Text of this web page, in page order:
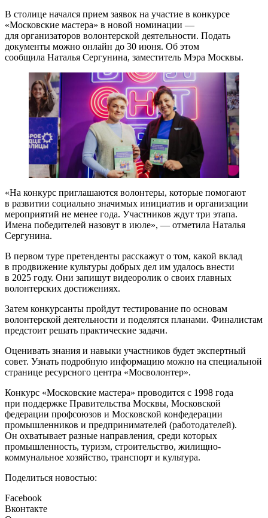
В столице начался прием заявок на участие в конкурсе
«Московские мастера» в новой номинации —
для организаторов волонтерской деятельности. Подать
документы можно онлайн до 30 июня. Об этом
сообщила Наталья Сергунина, заместитель Мэра Москвы.
«На конкурс приглашаются волонтеры, которые помогают
в развитии социально значимых инициатив и организации
мероприятий не менее года. Участников ждут три этапа.
Имена победителей назовут в июле», — отметила Наталья
Сергунина.
В первом туре претенденты расскажут о том, какой вклад
в продвижение культуры добрых дел им удалось внести
в 2025 году. Они запишут видеоролик о своих главных
волонтерских достижениях.
Затем конкурсанты пройдут тестирование по основам
волонтерской деятельности и поделятся планами. Финалистам
предстоит решать практические задачи.
Оценивать знания и навыки участников будет экспертный
совет. Узнать подробную информацию можно на специальной
странице ресурсного центра «Мосволонтер».
Конкурс «Московские мастера» проводится с 1998 года
при поддержке Правительства Москвы, Московской
федерации профсоюзов и Московской конфедерации
промышленников и предпринимателей (работодателей).
Он охватывает разные направления, среди которых
промышленность, туризм, строительство, жилищно-
коммунальное хозяйство, транспорт и культура.
Поделиться новостью:
Facebook
Вконтакте